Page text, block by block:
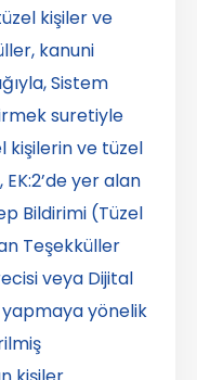
kişiler ve
kanuni
Sistem
suretiyle
kişilerin ve tüzel
yer alan
Bildirimi (Tüzel
Teşekküller
veya Dijital
yapmaya yönelik